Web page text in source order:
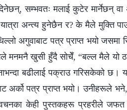
सम्भवतः मलाई कुटेर मार्नेछन्
यात्रा अन्त्य हुनेछैन र? के मैले मुक्ति
अगुवाबाट पत्र प्राप्त भयो जसमा
मनमनै खुसी हुँदै सोचेँ, “बल्ल मैले यो
बढीलाई पक्राउ गरिसकेको छ।
अर्को पत्र प्राप्त भयो। उनीहरूले
वचनका केही पुस्तकहरू प्रहरीले